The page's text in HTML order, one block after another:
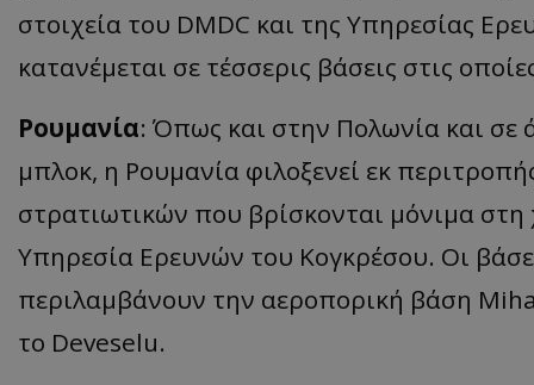
στοιχεία του DMDC και της Υπηρεσίας
κατανέμεται σε τέσσερις βάσεις στις
Ρουμανία: Όπως και στην Πολωνία και σε
μπλοκ, η Ρουμανία φιλοξενεί εκ
στρατιωτικών που βρίσκονται μόνιμα
Υπηρεσία Ερευνών του Κογκρέσου. Οι
περιλαμβάνουν την αεροπορική βάση
το Deveselu.